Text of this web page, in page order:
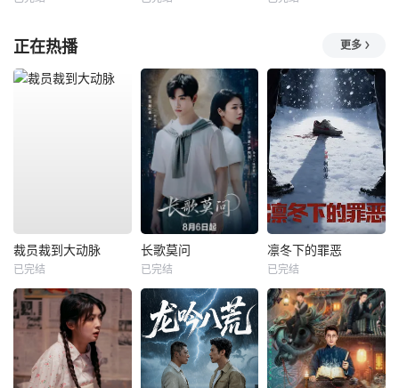
正在热播 更多
裁员裁到大动脉
已完结
长歌莫问
已完结
凛冬下的罪恶
已完结